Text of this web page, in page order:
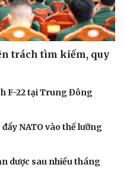
trách tìm kiếm, quy
F-22 tại Trung Đông
NATO vào thế lưỡng
dược sau nhiều tháng